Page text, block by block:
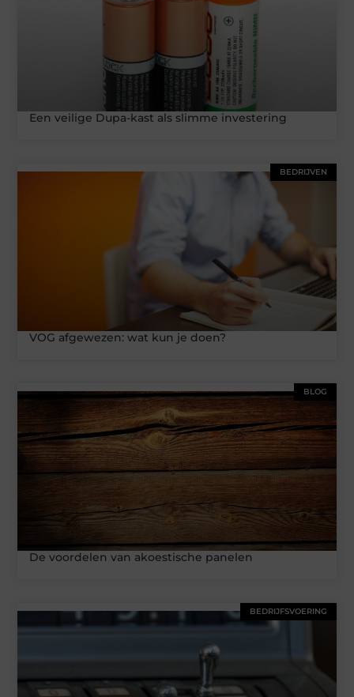
Een veilige Dupa-kast als slimme investering
BEDRIJVEN
VOG afgewezen: wat kun je doen?
BLOG
De voordelen van akoestische panelen
BEDRIJFSVOERING